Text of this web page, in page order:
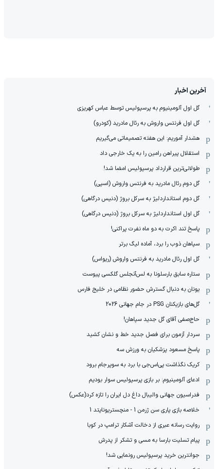
آخرین اخبار
گل اول آلومینیوم به پرسپولیس توسط عباس کهریزی
گل اول فرنتس واروش به رئال مادرید (کودرو)
هشدار آموریم: این هفته تصمیماتی می‌گیریم
استقلال پیراهن رامین را به یک خارجی داد
طولانی‌ترین قرارداد پرسپولیس امضا شد!
گل دوم رئال مادرید به فرنتس واروش (اسپی)
گل دوم استانداردلیژ به سرکل بروژ (دنیس درگاهی)
گل اول استانداردلیژ به سرکل بروژ (دنیس درگاهی)
پاسخ تند اکرت به دو ماه نفرت پراکنی!
سپاهان ذوب را برد، آماده لیگ برتر
گل اول رئال مادرید به فرنتس واروش (ریواس)
ستاره سابق بارسلونا به لس‌آنجلس گلکسی پیوست
یونان به دنبال گسترش حضور نظامی در خلیج فارس
گل‌های بازیکنان PSG در جام جهانی 2026
حاج‌صفی آقای گل جدید سپاهان!
سردار آزمون برای فصل جدید خط و نشان کشید
پاسخ مسعود پزشکیان به ورزش سه
کریک نگذاشت پی‌اس‌جی با برد به سوپرجام برود
ادعای آلومینیوم: بر بازی پرسپولیس سوار بودیم
فدراسیون جهانی والیبال داغ دل ایران را تازه کرد(عکس)
خلاصه بازی پاری سن ژرمن 1 - منچستریونایتد 1
روایت رسانه عبری از دخالت آشکار ترامپ در کوبا
پیام تسلیت بارسا به مسی و تشکر از پدرش
جوانترین خرید پرسپولیس رونمایی شد!